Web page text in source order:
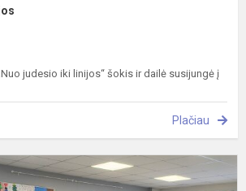
judesio iki linijos“ šokis ir dailė susijungė į
Plačiau